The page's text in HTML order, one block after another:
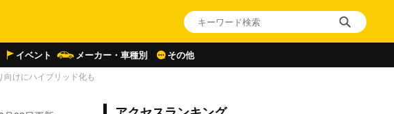
イベント メーカー・車種別 その他
けにハイブリッド化も